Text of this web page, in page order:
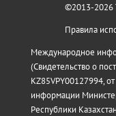
©2013-2026
Правила
Международное
(Свидетельство о
KZ85VPY00127994,
информации
Республики